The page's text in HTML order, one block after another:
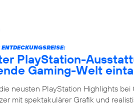
PlayStation-
Gaming-Welt
neusten PlayStation Highlights bei
mit spektakulärer Grafik und